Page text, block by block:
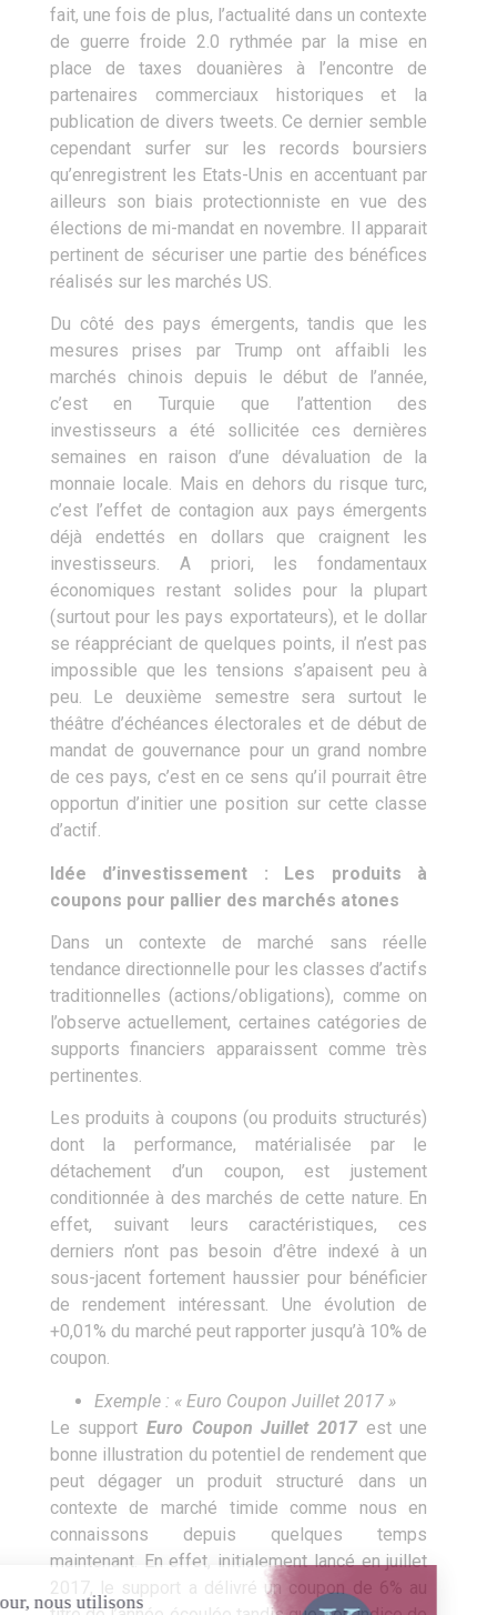
fait, une fois de plus, l’actualité dans un contexte
de guerre froide 2.0 rythmée par la mise en
place de taxes douanières à l’encontre de
partenaires commerciaux historiques et la
publication de divers tweets. Ce dernier semble
cependant surfer sur les records boursiers
qu’enregistrent les Etats-Unis en accentuant par
ailleurs son biais protectionniste en vue des
élections de mi-mandat en novembre. Il apparait
pertinent de sécuriser une partie des bénéfices
réalisés sur les marchés US.
Du côté des pays émergents, tandis que les
mesures prises par Trump ont affaibli les
marchés chinois depuis le début de l’année,
c’est en Turquie que l’attention des
investisseurs a été sollicitée ces dernières
semaines en raison d’une dévaluation de la
monnaie locale. Mais en dehors du risque turc,
c’est l’effet de contagion aux pays émergents
déjà endettés en dollars que craignent les
investisseurs. A priori, les fondamentaux
économiques restant solides pour la plupart
(surtout pour les pays exportateurs), et le dollar
se réappréciant de quelques points, il n’est pas
impossible que les tensions s’apaisent peu à
peu. Le deuxième semestre sera surtout le
théâtre d’échéances électorales et de début de
mandat de gouvernance pour un grand nombre
de ces pays, c’est en ce sens qu’il pourrait être
opportun d’initier une position sur cette classe
d’actif.
Idée d’investissement : Les produits à
coupons pour pallier des marchés atones
Dans un contexte de marché sans réelle
tendance directionnelle pour les classes d’actifs
traditionnelles (actions/obligations), comme on
l’observe actuellement, certaines catégories de
supports financiers apparaissent comme très
pertinentes.
Les produits à coupons (ou produits structurés)
dont la performance, matérialisée par le
détachement d’un coupon, est justement
conditionnée à des marchés de cette nature. En
effet, suivant leurs caractéristiques, ces
derniers n’ont pas besoin d’être indexé à un
sous-jacent fortement haussier pour bénéficier
de rendement intéressant. Une évolution de
+0,01% du marché peut rapporter jusqu’à 10% de
coupon.
Exemple : « Euro Coupon Juillet 2017 »
Le supportEuro Coupon Juillet 2017 est une
bonne illustration du potentiel de rendement que
peut dégager un produit structuré dans un
contexte de marché timide comme nous en
connaissons depuis quelques temps
maintenant. En effet, initialement lancé en juillet
2017, le support a délivré un coupon de 6% au